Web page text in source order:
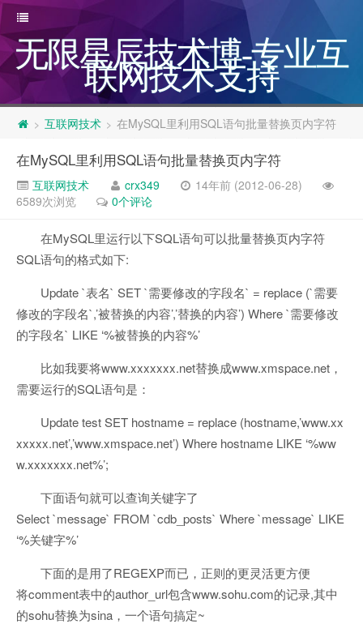
无限星辰技术博-专业互
联网技术支持
> 互联网技术 > 在MySQL里利用SQL语句批量替换页内字符
在MySQL里利用SQL语句批量替换页内字符
互联网技术 crx349
14年前 (2012-06-28)
6589次浏览
0个评论
在MySQL里运行以下SQL语句可以批量替换页内字符
SQL语句的格式如下:
Update `表名` SET `需要修改的字段名` = replace (`需要
修改的字段名`,’被替换的内容’,’替换的内容’) Where `需要修改
的字段名` LIKE ‘%被替换的内容%’
比如我要将www.xxxxxxx.net替换成www.xmspace.net，
需要运行的SQL语句是：
Update test SET hostname = replace (hostname,’www.xx
xxxxx.net’,’www.xmspace.net’) Where hostname LIKE ‘%ww
w.xxxxxxx.net%’;
下面语句就可以查询关键字了
Select `message` FROM `cdb_posts` Where `message` LIKE
‘%关键字%’
下面的是用了REGEXP而已，正则的更灵活更方便
将comment表中的author_url包含www.sohu.com的记录,其中
的sohu替换为sina，一个语句搞定~